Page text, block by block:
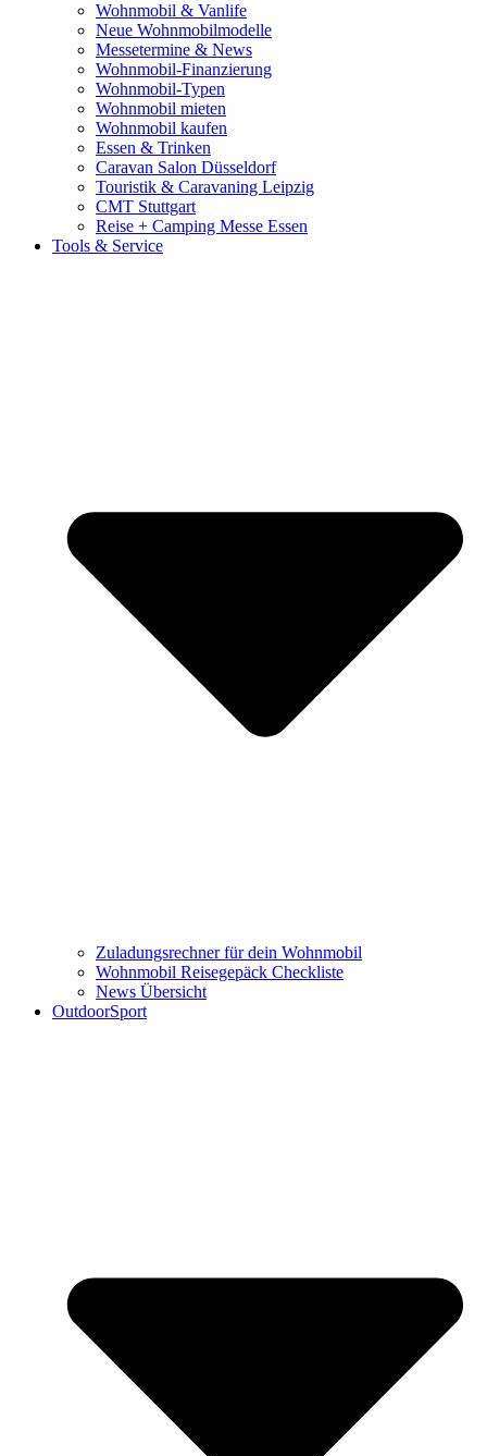
Wohnmobil & Vanlife
Neue Wohnmobilmodelle
Messetermine & News
Wohnmobil-Finanzierung
Wohnmobil-Typen
Wohnmobil mieten
Wohnmobil kaufen
Essen & Trinken
Caravan Salon Düsseldorf
Touristik & Caravaning Leipzig
CMT Stuttgart
Reise + Camping Messe Essen
Tools & Service
Zuladungsrechner für dein Wohnmobil
Wohnmobil Reisegepäck Checkliste
News Übersicht
OutdoorSport